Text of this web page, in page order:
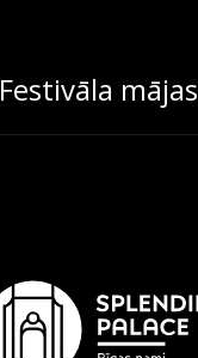
Festivāla mājas